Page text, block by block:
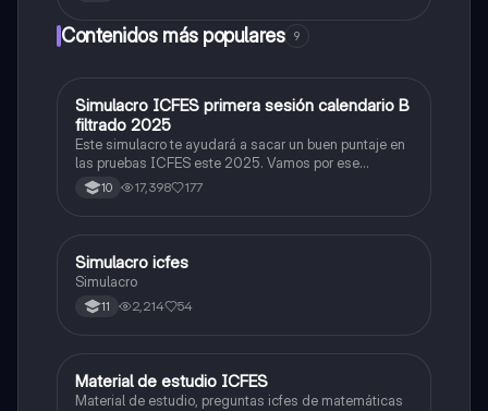
Contenidos más populares 9
ICFES: Matemáticas
Simulacro ICFES primera sesión calendario B
filtrado 2025
Este simulacro te ayudará a sacar un buen puntaje en
las pruebas ICFES este 2025. Vamos por ese
500/500. Y poder ser admitido en la universidad que
quieras, estudiar la carrera que quieres y no la que te
10 17,398 177
ICFES: Lectura Crítica
Simulacro icfes
Simulacro
11 2,214 54
ICFES: Matemáticas
Material de estudio ICFES
Material de estudio, preguntas icfes de matemáticas